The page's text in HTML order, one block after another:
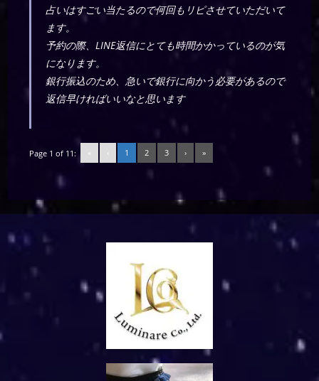
占いはすごい当たるので何回もリピさせていただいて
ます。
予約の際、LINE返信にとても時間かかっているのが気
になります。
銀行振込のため、急いで銀行に向かう必要があるので
返信早ければいいなと思います
Page 1 of 11: « ‹ 1 2 3 › »